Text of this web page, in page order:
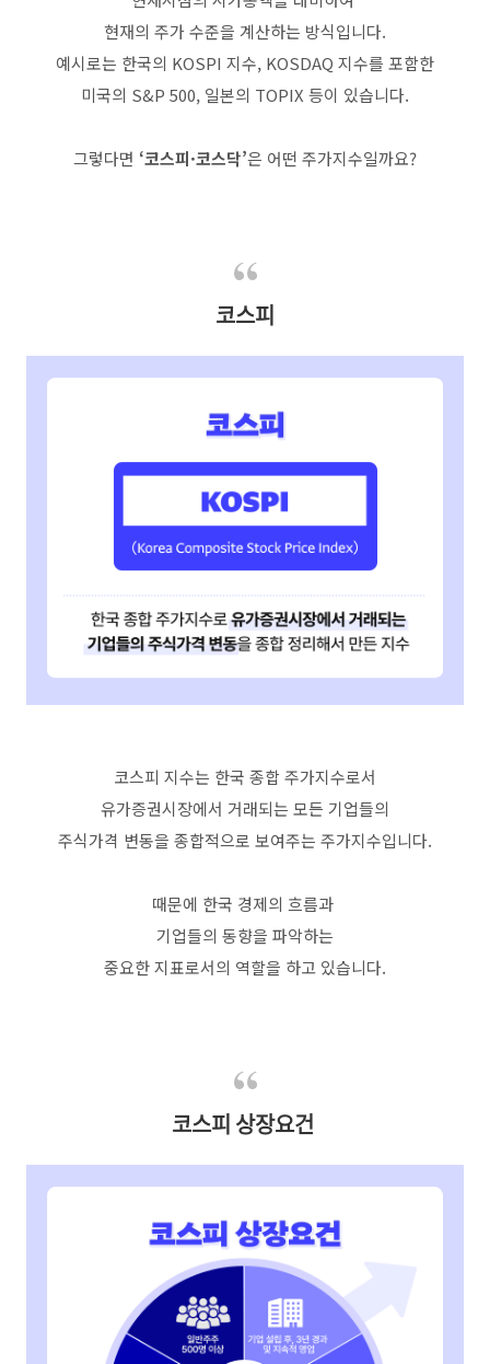
현재의 주가 수준을 계산하는 방식입니다.
예시로는 한국의 KOSPI 지수, KOSDAQ 지수를 포함한
미국의 S&P 500, 일본의 TOPIX 등이 있습니다.
그렇다면 ‘코스피·코스닥’은 어떤 주가지수일까요?
코스피
코스피 지수는 한국 종합 주가지수로서
유가증권시장에서 거래되는 모든 기업들의
주식가격 변동을 종합적으로 보여주는 주가지수입니다.
때문에 한국 경제의 흐름과
기업들의 동향을 파악하는
중요한 지표로서의 역할을 하고 있습니다.
코스피 상장요건